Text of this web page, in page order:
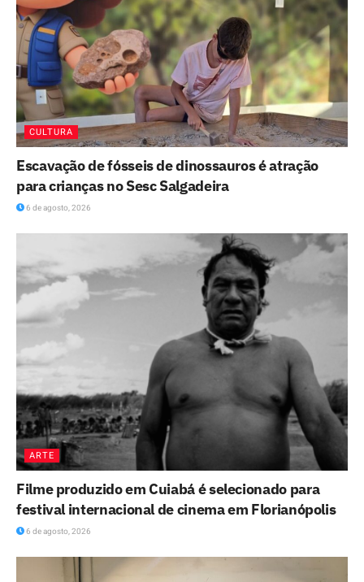
CULTURA
Escavação de fósseis de dinossauros é atração
para crianças no Sesc Salgadeira
6 de agosto, 2026
ARTE
Filme produzido em Cuiabá é selecionado para
festival internacional de cinema em Florianópolis
6 de agosto, 2026